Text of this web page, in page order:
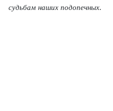
судьбам наших подопечных.